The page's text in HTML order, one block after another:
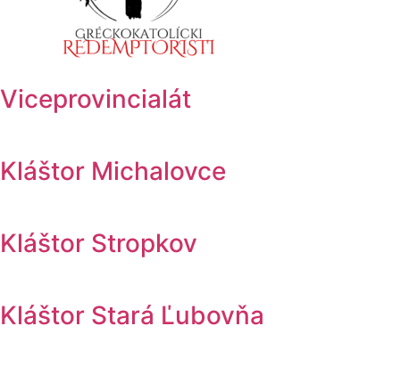
Viceprovincialát
Kláštor Michalovce
Kláštor Stropkov
Kláštor Stará Ľubovňa